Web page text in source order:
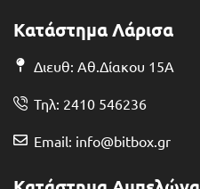
Κατάστημα Λάρισα
Διευθ: Αθ.Δίακου 15Α
Τηλ: 2410 546236
Email: info@bitbox.gr